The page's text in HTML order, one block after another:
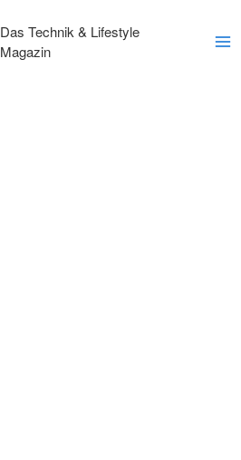
Das Technik & Lifestyle
Magazin